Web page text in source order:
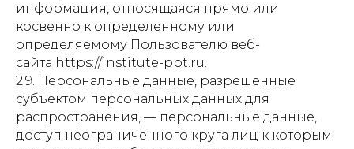
информация, относящаяся прямо или
косвенно к определенному или
определяемому Пользователю веб-
сайта https://institute-ppt.ru.
2.9. Персональные данные, разрешенные
субъектом персональных данных для
распространения, — персональные данные,
доступ неограниченного круга лиц к которым